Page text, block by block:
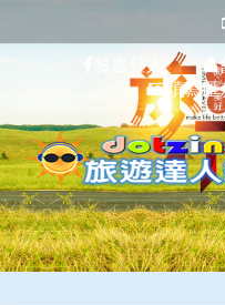
臉書登入
填寫匯